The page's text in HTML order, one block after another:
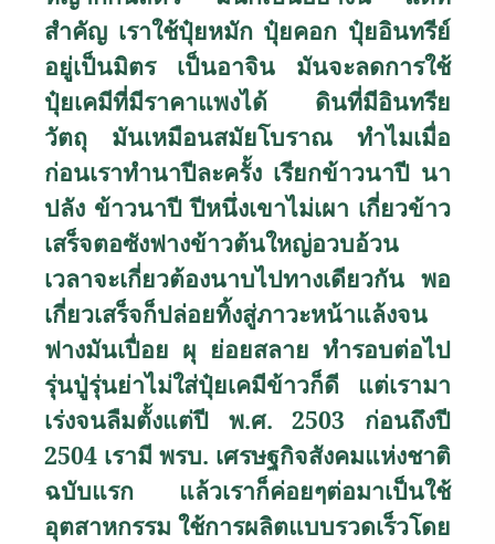
สำคัญ เราใช้ปุ๋ยหมัก ปุ๋ยคอก ปุ๋ยอินทรีย์
อยู่เป็นมิตร เป็นอาจิน มันจะลดการใช้
ปุ๋ยเคมีที่มีราคาแพงได้ ดินที่มีอินทรีย
วัตถุ มันเหมือนสมัยโบราณ ทำไมเมื่อ
ก่อนเราทำนาปีละครั้ง เรียกข้าวนาปี นา
ปลัง ข้าวนาปี ปีหนึ่งเขาไม่เผา เกี่ยวข้าว
เสร็จตอซังฟางข้าวต้นใหญ่อวบอ้วน
เวลาจะเกี่ยวต้องนาบไปทางเดียวกัน พอ
เกี่ยวเสร็จก็ปล่อยทิ้งสู่ภาวะหน้าแล้งจน
ฟางมันเปื่อย ผุ ย่อยสลาย ทำรอบต่อไป
รุ่นปู่รุ่นย่าไม่ใส่ปุ๋ยเคมีข้าวก็ดี แต่เรามา
เร่งจนลืมตั้งแต่ปี พ.ศ. 2503 ก่อนถึงปี
2504 เรามี พรบ. เศรษฐกิจสังคมแห่งชาติ
ฉบับแรก แล้วเราก็ค่อยๆต่อมาเป็นใช้
อุตสาหกรรม ใช้การผลิตแบบรวดเร็วโดย